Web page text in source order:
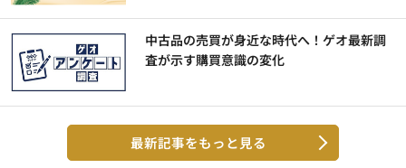
中古品の売買が身近な時代へ！ゲオ最新調
査が示す購買意識の変化
最新記事をもっと見る